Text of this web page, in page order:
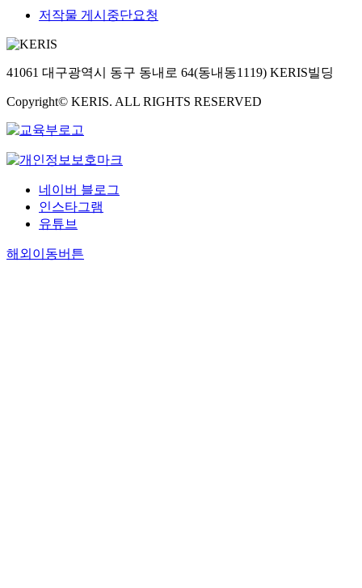
저작물 게시중단요청
41061 대구광역시 동구 동내로 64(동내동1119) KERIS빌딩
Copyright© KERIS. ALL RIGHTS RESERVED
네이버 블로그
인스타그램
유튜브
해외이동버튼